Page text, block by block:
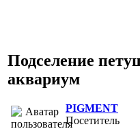
Подселение
аквариум
PIGMENT
Посетитель